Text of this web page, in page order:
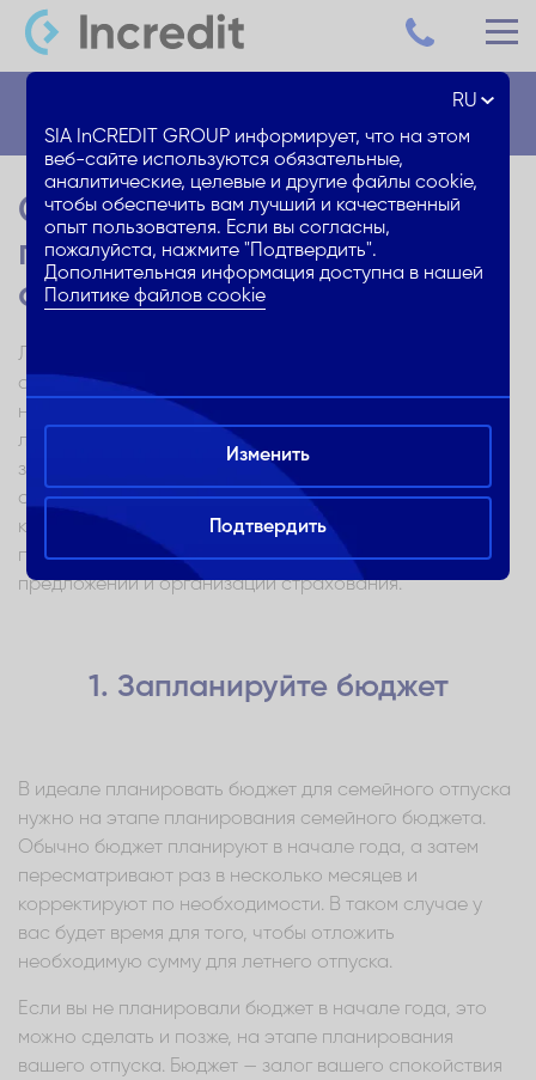
Семейный отпуск: 4 совета
по планированию летнего
отдыха
Лето — пора семейных отпусков, когда можно
отправиться в новые интересные места и провести
незабываемое время вместе с самыми близкими
людьми. Чтобы семейный отпуск стал действительно
запоминающимся и приятным, нужно тщательно его
спланировать. В этой статье мы рассмотрим
ключевые аспекты, которые в этом помогут, от
планирования бюджета до поиска выгодных
предложений и организации страхования.
1. Запланируйте бюджет
В идеале планировать бюджет для семейного отпуска
нужно на этапе планирования семейного бюджета.
Обычно бюджет планируют в начале года, а затем
пересматривают раз в несколько месяцев и
корректируют по необходимости. В таком случае у
вас будет время для того, чтобы отложить
необходимую сумму для летнего отпуска.
Если вы не планировали бюджет в начале года, это
можно сделать и позже, на этапе планирования
вашего отпуска. Бюджет — залог вашего спокойствия
RU
SIA InCREDIT GROUP информирует, что на этом
веб-сайте используются обязательные,
аналитические, целевые и другие файлы cookie,
чтобы обеспечить вам лучший и качественный
опыт пользователя. Если вы согласны,
пожалуйста, нажмите "Подтвердить".
Дополнительная информация доступна в нашей
Политике файлов cookie
Изменить
Подтвердить